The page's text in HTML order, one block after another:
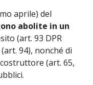
aprile) del
abolite in un
(art. 93 DPR
94), nonché di
(art. 65,